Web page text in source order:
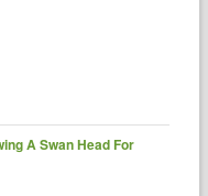
A Swan Head For